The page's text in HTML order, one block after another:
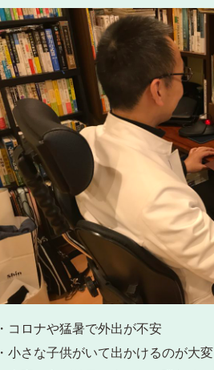
・コロナや猛暑で外出が不安
・小さな子供がいて出かけるのが大変